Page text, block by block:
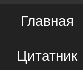
Главная
Цитатник